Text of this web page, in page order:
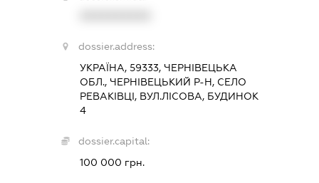
dossier.address:
УКРАЇНА, 59333, ЧЕРНІВЕЦЬКА
ОБЛ., ЧЕРНІВЕЦЬКИЙ Р-Н, СЕЛО
РЕВАКІВЦІ, ВУЛ.ЛІСОВА, БУДИНОК
4
dossier.capital:
100 000 грн.